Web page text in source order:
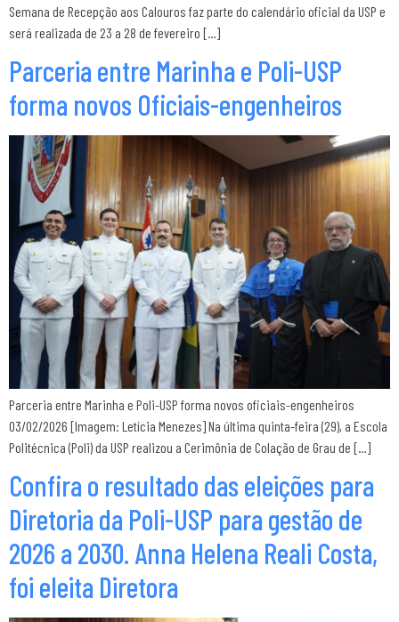
Semana de Recepção aos Calouros faz parte do calendário oficial da USP e
será realizada de 23 a 28 de fevereiro […]
Parceria entre Marinha e Poli-USP
forma novos Oficiais-engenheiros
Parceria entre Marinha e Poli-USP forma novos oficiais-engenheiros
03/02/2026 [Imagem: Letícia Menezes] Na última quinta-feira (29), a Escola
Politécnica (Poli) da USP realizou a Cerimônia de Colação de Grau de […]
Confira o resultado das eleições para
Diretoria da Poli-USP para gestão de
2026 a 2030. Anna Helena Reali Costa,
foi eleita Diretora